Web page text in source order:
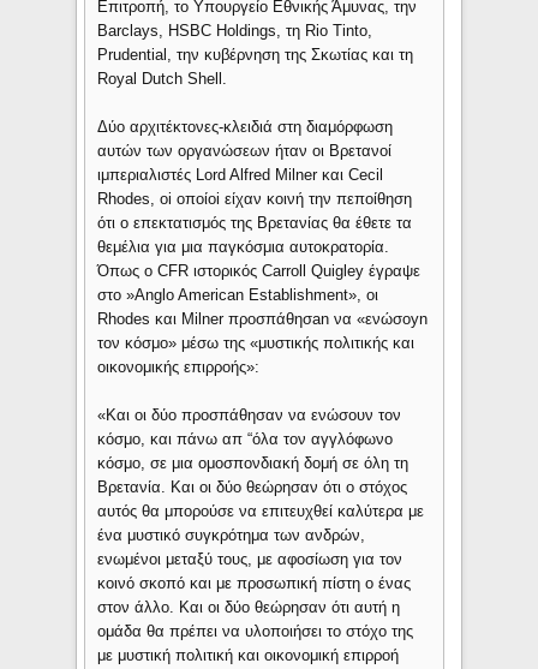
Επιτροπή, το Υπουργείο Εθνικής Άμυνας, την
Barclays, HSBC Holdings, τη Rio Tinto,
Prudential, την κυβέρνηση της Σκωτίας και τη
Royal Dutch Shell.
Δύο αρχιτέκτονες-κλειδιά στη διαμόρφωση
αυτών των οργανώσεων ήταν οι Βρετανοί
ιμπεριαλιστές Lord Alfred Milner και Cecil
Rhodes, οi οποίοi είχαν κοινή την πεποίθηση
ότι ο επεκτατισμός της Βρετανίας θα έθετε τα
θεμέλια για μια παγκόσμια αυτοκρατορία.
Όπως ο CFR ιστορικός Carroll Quigley έγραψε
στo »Anglo American Establishment», οι
Rhodes και Milner προσπάθησan να «ενώσoyn
τον κόσμο» μέσω της «μυστικής πολιτικής και
οικονομικής επιρροής»:
«Και οι δύο προσπάθησαν να ενώσoυν τον
κόσμο, και πάνω απ “όλα τον αγγλόφωνο
κόσμο, σε μια ομοσπονδιακή δομή σε όλη τη
Βρετανία. Και οι δύο θεώρησαν ότι ο στόχος
αυτός θα μπορούσε να επιτευχθεί καλύτερα με
ένα μυστικό συγκρότημα των ανδρών,
ενωμένοι μεταξύ τους, με αφοσίωση για τον
κοινό σκοπό και με προσωπική πίστη ο ένας
στον άλλο. Και οι δύο θεώρησαν ότι αυτή η
ομάδα θα πρέπει να υλοποιήσει το στόχο της
με μυστική πολιτική και οικονομική επιρροή